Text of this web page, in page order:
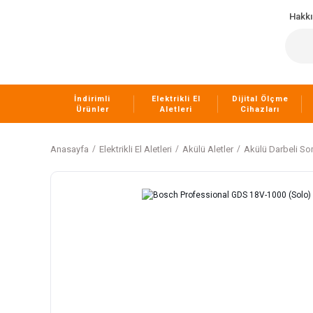
İndirimli
Ürünler
Elektrikli El
Aletleri
Dijital Ölçme
Cihazları
Anasayfa Elektrikli El Aletleri Akülü Aletler Akülü Darbeli